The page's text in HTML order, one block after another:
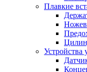
Плавкие
Устройства